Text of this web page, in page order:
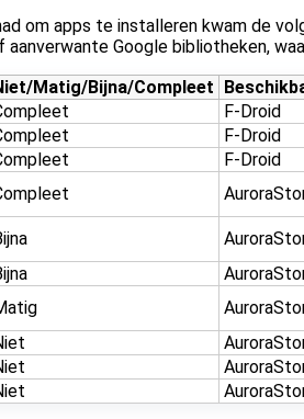
om apps te installeren kwam de
aanverwante Google bibliotheken,
Matig/Bijna/Compleet
F-Droid
F-Droid
F-Droid